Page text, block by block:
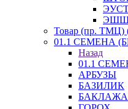
Товар (пр. ТМЦ)
01.1 СЕМЕНА
Назад
01.1
АРБУЗЫ
БАЗИЛИК